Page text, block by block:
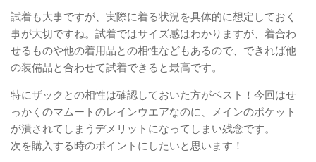
試着も大事ですが、実際に着る状況を具体的に想定しておく
事が大切ですね。試着ではサイズ感はわかりますが、着合わ
せるものや他の着用品との相性などもあるので、できれば他
の装備品と合わせて試着できると最高です。
特にザックとの相性は確認しておいた方がベスト！今回はせ
っかくのマムートのレインウエアなのに、メインのポケット
が潰されてしまうデメリットになってしまい残念です。
次を購入する時のポイントにしたいと思います！